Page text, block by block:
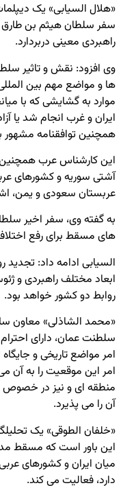
«هلال السیابی» یک
سفر سلطان هیثم بن طارق
راهبردی معینی دربردارد.
وی افزود: نقش و تاثیر
ها و مواضع مهم بین
موارد به گشایشی که با
ایران و غرب انجام شد یا
همچنین توافقنامه مشهور
این کارشناس عرب
آشتی سوریه و کشورهای
عربستان سعودی و یمن،
به گفته وی، سفر اخیر
های مسقط برای رفع
السیابی ادامه داد: تجدید
ابعاد مختلف راهبردی و
روابط دو کشور خواهد بود.
«محمد الشاذلی» معاون
سلطنت عمان، دارای
امر مواضع تاریخی و
امر این موقعیت را به آن
منطقه ای و نیز در خصوص
آن را می پذیرد.
«خلفان الطوقی» یک
این باور است که مسقط
میان ایران و کشورهای
دارد، فعالیت می کند.